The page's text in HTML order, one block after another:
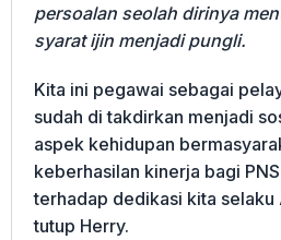
persoalan seolah dirinya
syarat ijin menjadi pungli.
Kita ini pegawai sebagai
sudah di takdirkan menjadi
aspek kehidupan
keberhasilan kinerja bagi
terhadap dedikasi kita selaku
tutup Herry.